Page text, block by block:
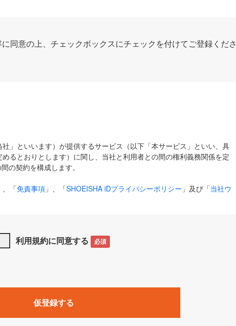
同意の上、チェックボックスにチェックを付けてご登録くださ
」といいます）が提供するサービス（以下「本サービス」といい、具
るとおりとします）に関し、当社と利用者との間の権利義務関係を定
の契約を構成します。
、「免責事項 」、「SHOEISHA iDプライバシーポリシー 」及び「当社ウ
のとします。
下のサービス（名称や内容が変更された場合、変更後のサービスを含
社が実施するイベントやキャンペーンをいいます。
MarkeZine」「EnterpriseZine」「ECzine」「Biz/Zine」「HRzine」
利用規約に同意する 必須
仮登録する